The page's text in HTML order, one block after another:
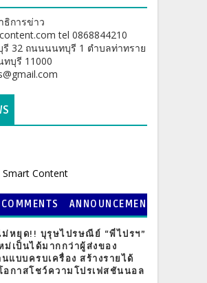
การข่าว
tel 0868844210
32 ถนนนนทบุรี 1 ตำบลท่าทราย
ทบุรี 11000
Smart Content
COMMENTS
ANNOUNCEMEN
ม่หยุด!! บุรุษไปรษณีย์ “พี่ไปรฯ”
ม่เป็นได้มากกว่าผู้ส่งของ
นแบบครบเครื่อง สร้างรายได้
อกาสโชว์ความโปรเฟสชันนอล